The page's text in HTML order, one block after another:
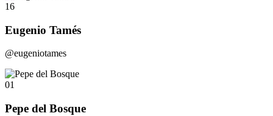
16
Eugenio Tamés
@eugeniotames
01
Pepe del Bosque